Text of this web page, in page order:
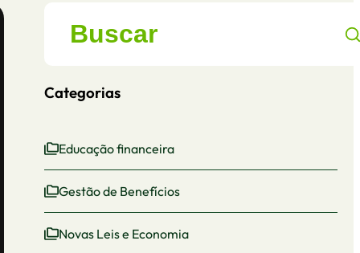
Categorias
Educação financeira
Gestão de Benefícios
Novas Leis e Economia